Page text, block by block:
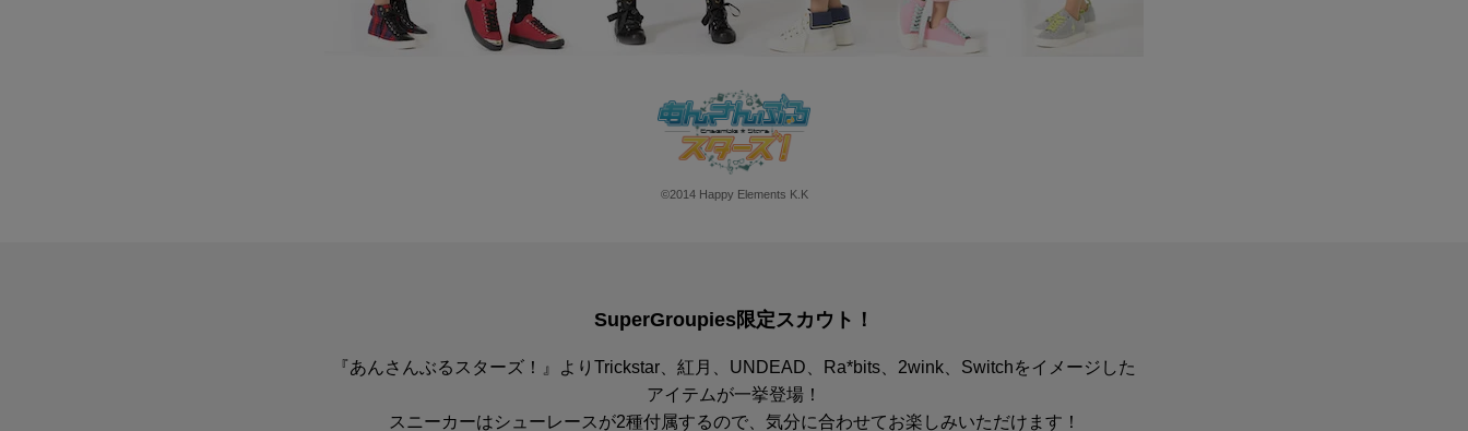
©2014 Happy Elements K.K
SuperGroupies限定スカウト！
『あんさんぶるスターズ！』よりTrickstar、紅月、UNDEAD、Ra*bits、2wink、Switchをイメージした
アイテムが一挙登場！
スニーカーはシューレースが2種付属するので、気分に合わせてお楽しみいただけます！